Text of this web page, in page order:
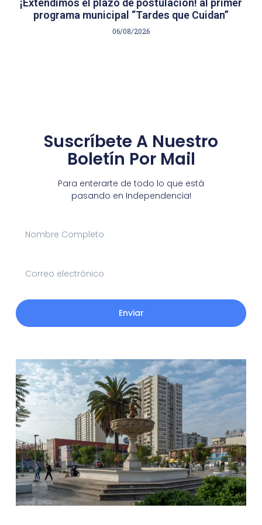
programa municipal “Tardes que Cuidan”
06/08/2026
Suscríbete A Nuestro
Boletín Por Mail
Para enterarte de todo lo que está
pasando en Independencia!
Enviar